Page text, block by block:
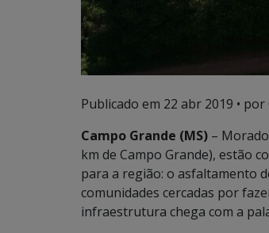
Publicado em 22 abr 2019 • por
Campo Grande (MS) –
km de Campo Grande), estão
para a região: o asfaltamento
comunidades cercadas por
infraestrutura chega com a